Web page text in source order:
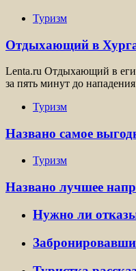
Туризм
Отдыхающий в
Lenta.ru Отдыхающий в
за пять минут до
Туризм
Названо самое
Туризм
Названо лучшее
Нужно ли